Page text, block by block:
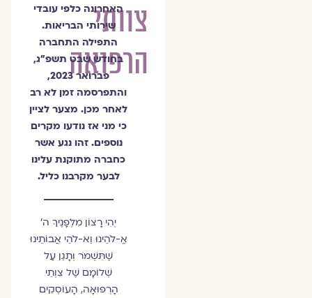
צוותי
הרפואה
האחרונה כלפי עובדי
שירותי הבריאות.
התפילה התחברה
בחודש שבט תשפ"ג,
פברואר 2023,
והתפרסמה זמן לא רב
לאחר מכן. מצער לציין
כי מני אז נודעו מקרים
נוספים. זהו נגע אשר
כחברה מתוקנת עלינו
לבער מקרבנו כליל.
יְהִי רָצוֹן מִלְּפָנֶיךָ ה'
אֱ-לֹהֵינוּ וֵא-לֹהֵי אֲבוֹתֵינוּ
שֶׁתִּשְׁמֹר וְתָגֵן עַל
שְׁלוֹמָם שֶׁל צִוְתֵי
הָרְפוּאָה, הָעוֹסְקִים